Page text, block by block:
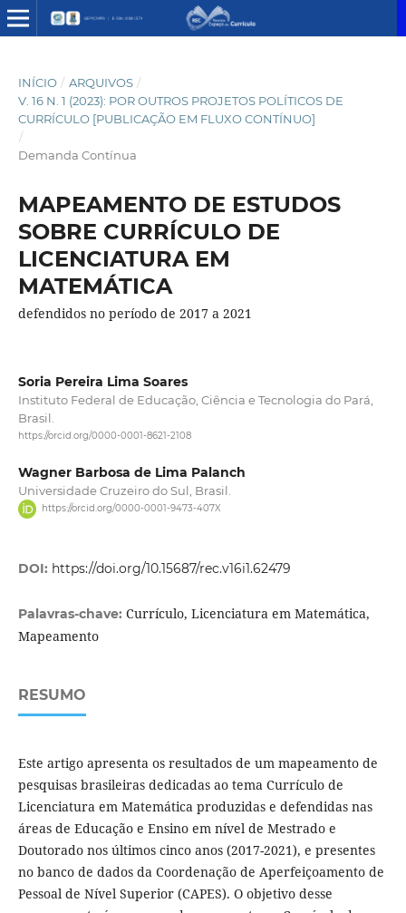
INÍCIO / ARQUIVOS /
V. 16 N. 1 (2023): POR OUTROS PROJETOS POLÍTICOS DE
CURRÍCULO [PUBLICAÇÃO EM FLUXO CONTÍNUO]
/
Demanda Contínua
MAPEAMENTO DE ESTUDOS
SOBRE CURRÍCULO DE
LICENCIATURA EM
MATEMÁTICA
defendidos no período de 2017 a 2021
Soria Pereira Lima Soares
Instituto Federal de Educação, Ciência e Tecnologia do Pará,
Brasil.
https://orcid.org/0000-0001-8621-2108
Wagner Barbosa de Lima Palanch
Universidade Cruzeiro do Sul, Brasil.
https://orcid.org/0000-0001-9473-407X
DOI: https://doi.org/10.15687/rec.v16i1.62479
Palavras-chave: Currículo, Licenciatura em Matemática,
Mapeamento
RESUMO
Este artigo apresenta os resultados de um mapeamento de
pesquisas brasileiras dedicadas ao tema Currículo de
Licenciatura em Matemática produzidas e defendidas nas
áreas de Educação e Ensino em nível de Mestrado e
Doutorado nos últimos cinco anos (2017-2021), e presentes
no banco de dados da Coordenação de Aperfeiçoamento de
Pessoal de Nível Superior (CAPES). O objetivo desse